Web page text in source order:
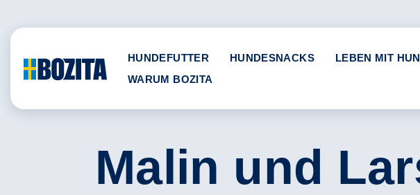
HUNDEFUTTER HUNDESNACKS LEBEN MIT
WARUM BOZITA
Malin und